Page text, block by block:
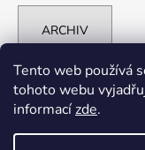
Tento web používá
tohoto webu
informacízde.
ARCHIV